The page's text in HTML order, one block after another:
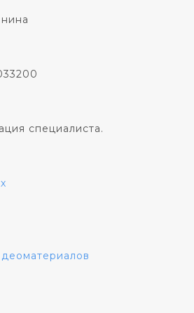
специалиста.